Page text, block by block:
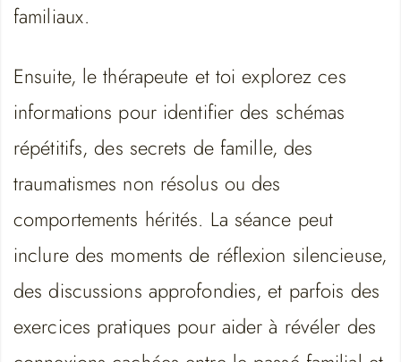
familiaux.
Ensuite, le thérapeute et toi explorez ces
informations pour identifier des schémas
répétitifs, des secrets de famille, des
traumatismes non résolus ou des
comportements hérités. La séance peut
inclure des moments de réflexion silencieuse,
des discussions approfondies, et parfois des
exercices pratiques pour aider à révéler des